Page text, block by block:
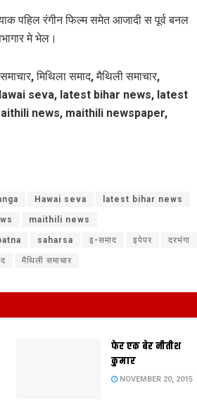
पहिल रंगीन फिल्म समेत आजादी स पूर्व बनल
मे भेल।
मिथिला समाद, मैथिली समाचार,
seva, latest bihar news, latest
news, maithili newspaper,
Hawai seva latest bihar news
maithili news
saharsa इ-समाद इपेपर दरभंगा
मैथिली समाचार
फेर एक बेर नीतीश
कुमार
NOVEMBER 20, 2015